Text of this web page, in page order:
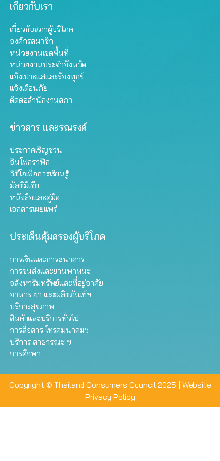
เกี่ยวกับเรา
เกี่ยวกับสภาผู้บริโภค
องค์กรสมาชิก
หน่วยงานเขตพื้นที่
หน่วยงานประจำจังหวัด
แจ้งเบาะแสและร้องทุกข์
แจ้งเตือนภัย
ติดต่อสำนักงานสภา
ข่าวสาร และรณรงค์
ประกาศเชิญชวน
อินโฟกราฟิก
วิดีโอเพื่อการเรียนรู้
มัลติมีเดีย
หนังสือและคู่มือ
เอกสารเผยแพร่
ประเด็นคุ้มครองผู้บริโภค
การเงินและการธนาคาร
การขนส่งและยานพาหนะ
อสังหาริมทรัพย์และที่อยู่อาศัย
อาหาร ยา และผลิตภัณฑ์ฯ
บริการสุขภาพ
สินค้าและบริการทั่วไป
การสื่อสาร โทรคมนาคมฯ
บริการ สาธารณะ ฯ
การศึกษา
Copyright © Thailand Consumers Council 2025 | Website
Privacy Policy